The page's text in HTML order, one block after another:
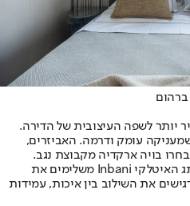
ברהום
יותר לשפה העיצובית של הדירה.
עומק ודרמה. האביזרים,
בויה ארקדיה מקבוצת נגב.
הברזים של CEA והכיורים של המותג האיטלקי Inbani משלימים את
את השילוב בין איכות, עמידות